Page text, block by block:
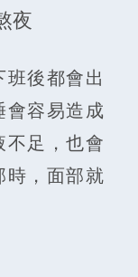
夜
後都會出
會容易造成
不足，也會
時，面部就